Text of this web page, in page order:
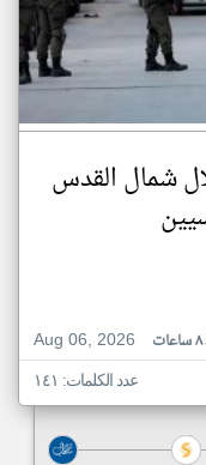
شمال القدس
Aug 06, 2026
عدد الكلمات: ١٤١